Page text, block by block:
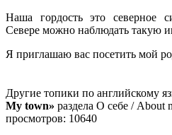
Наша гордость это северное
Севере можно наблюдать такую
Я приглашаю вас посетить мой
Другие топики по английскому
My town» раздела О себе / About
просмотров: 10640